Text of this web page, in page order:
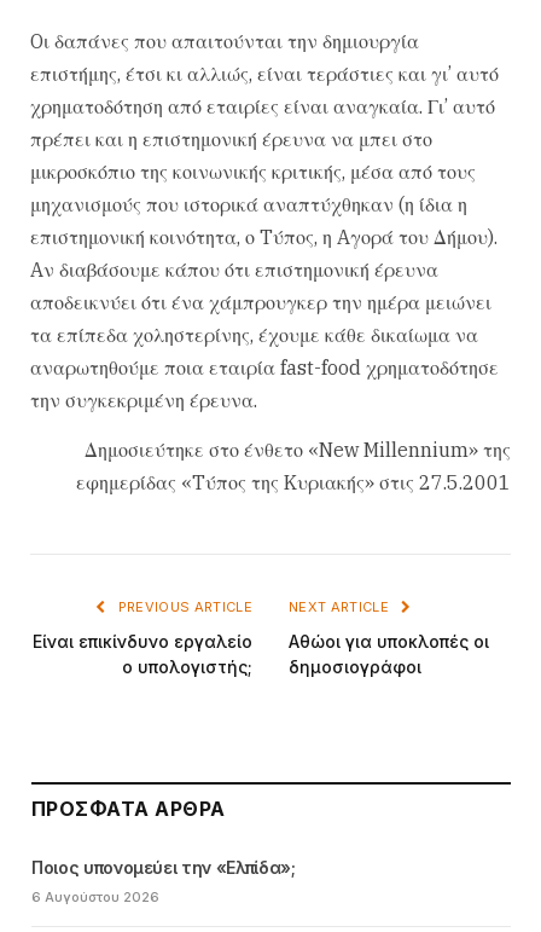
Oι δαπάνες που απαιτούνται την δημιουργία
επιστήμης, έτσι κι αλλιώς, είναι τεράστιες και γι’ αυτό
χρηματοδότηση από εταιρίες είναι αναγκαία. Γι’ αυτό
πρέπει και η επιστημονική έρευνα να μπει στο
μικροσκόπιο της κοινωνικής κριτικής, μέσα από τους
μηχανισμούς που ιστορικά αναπτύχθηκαν (η ίδια η
επιστημονική κοινότητα, ο Tύπος, η Aγορά του Δήμου).
Aν διαβάσουμε κάπου ότι επιστημονική έρευνα
αποδεικνύει ότι ένα χάμπρουγκερ την ημέρα μειώνει
τα επίπεδα χοληστερίνης, έχουμε κάθε δικαίωμα να
αναρωτηθούμε ποια εταιρία fast-food χρηματοδότησε
την συγκεκριμένη έρευνα.
Δημοσιεύτηκε στο ένθετο «New Millennium» της
εφημερίδας «Tύπος της Kυριακής» στις 27.5.2001
PREVIOUS ARTICLE
Eίναι επικίνδυνο εργαλείο
ο υπολογιστής;
NEXT ARTICLE
Aθώοι για υποκλοπές οι
δημοσιογράφοι
ΠΡΌΣΦΑΤΑ ΆΡΘΡΑ
Ποιος υπονομεύει την «Ελπίδα»;
6 Αυγούστου 2026